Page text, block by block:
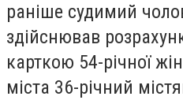
раніше судимий
здійснював
карткою 54-річної
міста 36-річний